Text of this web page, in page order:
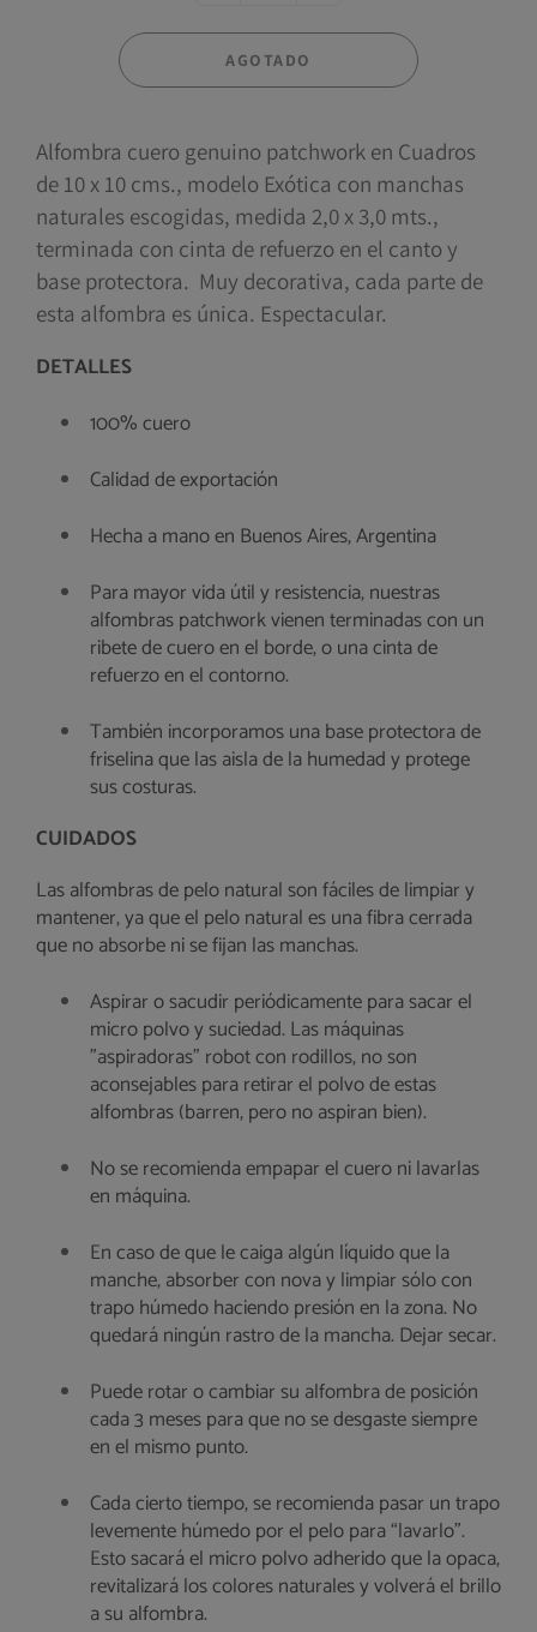
AGOTADO
Alfombra cuero genuino patchwork en Cuadros
de 10 x 10 cms., modelo Exótica con manchas
naturales escogidas, medida 2,0 x 3,0 mts.,
terminada con cinta de refuerzo en el canto y
base protectora. Muy decorativa, cada parte de
esta alfombra es única. Espectacular.
DETALLES
100% cuero
Calidad de exportación
Hecha a mano en Buenos Aires, Argentina
Para mayor vida útil y resistencia, nuestras
alfombras patchwork vienen terminadas con un
ribete de cuero en el borde, o una cinta de
refuerzo en el contorno.
También incorporamos una base protectora de
friselina que las aisla de la humedad y protege
sus costuras.
CUIDADOS
Las alfombras de pelo natural son fáciles de limpiar y
mantener, ya que el pelo natural es una fibra cerrada
que no absorbe ni se fijan las manchas.
Aspirar o sacudir periódicamente para sacar el
micro polvo y suciedad. Las máquinas
"aspiradoras" robot con rodillos, no son
aconsejables para retirar el polvo de estas
alfombras (barren, pero no aspiran bien).
No se recomienda empapar el cuero ni lavarlas
en máquina.
En caso de que le caiga algún líquido que la
manche, absorber con nova y limpiar sólo con
trapo húmedo haciendo presión en la zona. No
quedará ningún rastro de la mancha. Dejar secar.
Puede rotar o cambiar su alfombra de posición
cada 3 meses para que no se desgaste siempre
en el mismo punto.
Cada cierto tiempo, se recomienda pasar un trapo
levemente húmedo por el pelo para “lavarlo”.
Esto sacará el micro polvo adherido que la opaca,
revitalizará los colores naturales y volverá el brillo
a su alfombra.